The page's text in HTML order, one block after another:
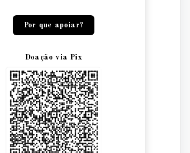
Por que apoiar?
Doação via Pix